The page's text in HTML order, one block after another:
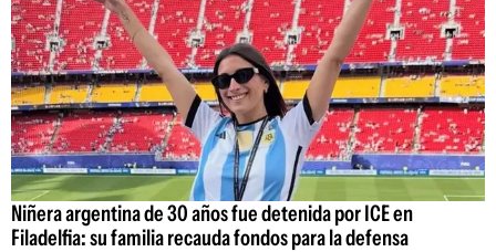
Niñera argentina de 30 años fue detenida por ICE en
Filadelfia: su familia recauda fondos para la defensa